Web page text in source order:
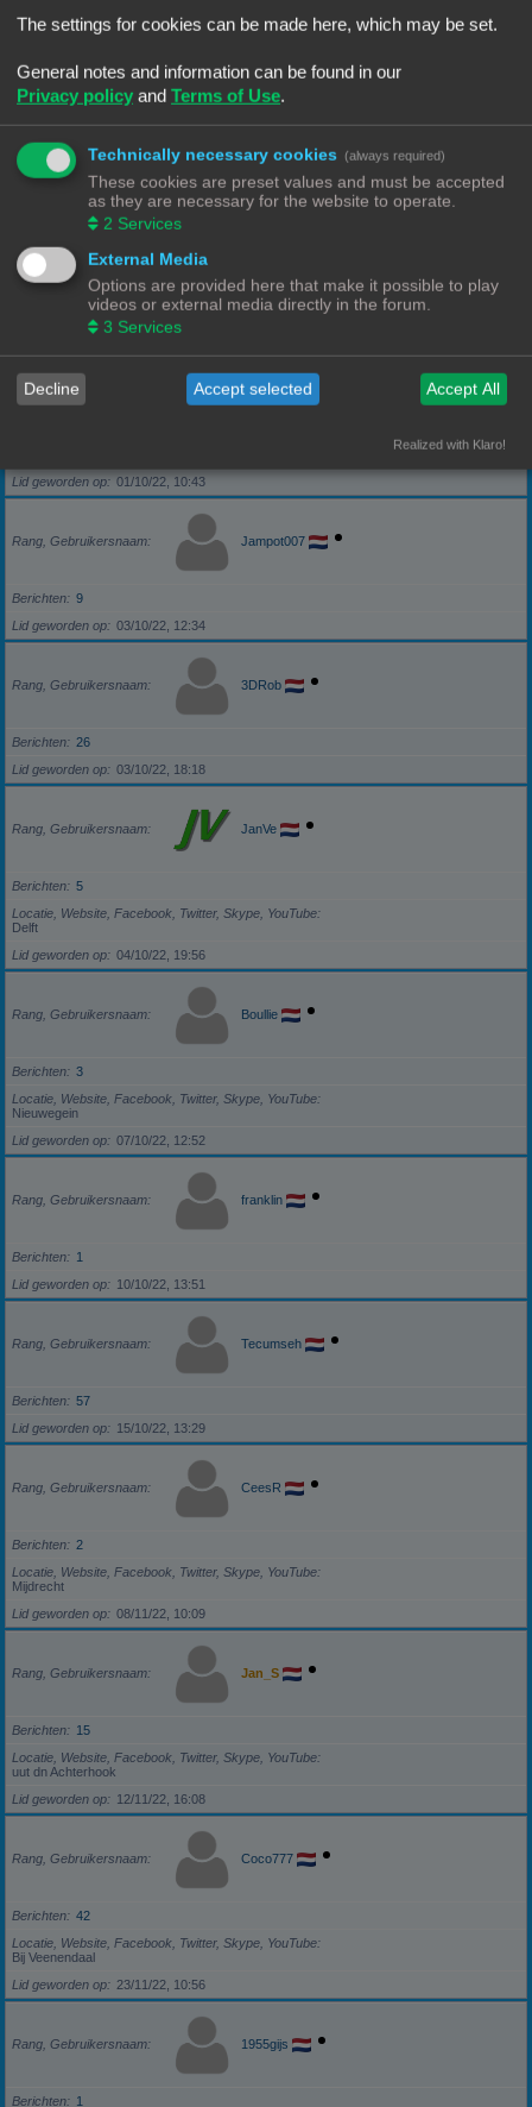
Berichten
5
Rang, Gebruikersnaam
Berichten
29/09/22, 17:18
Rang, Gebruikersnaam
Lid geworden op
30/09/22, 13:40
Rang, Gebruikersnaam Robbel2005
Lid geworden op
01/10/22, 10:43
Rang, Gebruikersnaam Jampot007
Berichten
9
Lid geworden op
03/10/22, 12:34
Rang, Gebruikersnaam 3DRob
Berichten
26
Lid geworden op
03/10/22, 18:18
Rang, Gebruikersnaam JanVe
Berichten
5
Locatie, Website, Facebook, Twitter, Skype, YouTube
Delft
Lid geworden op
04/10/22, 19:56
Rang, Gebruikersnaam Boullie
Berichten
3
Locatie, Website, Facebook, Twitter, Skype, YouTube
Nieuwegein
Lid geworden op
07/10/22, 12:52
Rang, Gebruikersnaam franklin
Berichten
1
Lid geworden op
10/10/22, 13:51
Rang, Gebruikersnaam Tecumseh
Berichten
57
Lid geworden op
15/10/22, 13:29
Rang, Gebruikersnaam CeesR
Berichten
2
Locatie, Website, Facebook, Twitter, Skype, YouTube
Mijdrecht
Lid geworden op
08/11/22, 10:09
Rang, Gebruikersnaam Jan_S
Berichten
15
Locatie, Website, Facebook, Twitter, Skype, YouTube
uut dn Achterhook
Lid geworden op
12/11/22, 16:08
Rang, Gebruikersnaam Coco777
Berichten
42
Locatie, Website, Facebook, Twitter, Skype, YouTube
Bij Veenendaal
Lid geworden op
23/11/22, 10:56
Rang, Gebruikersnaam 1955gijs
Berichten 1
The settings for cookies can be made here, which may be set.
General notes and information can be found in our
Privacy policy and Terms of Use.
Technically necessary cookies (always required)
These cookies are preset values and must be accepted
as they are necessary for the website to operate.
2 Services
External Media
Options are provided here that make it possible to play
videos or external media directly in the forum.
3 Services
Decline Accept selected Accept All
Realized with Klaro!